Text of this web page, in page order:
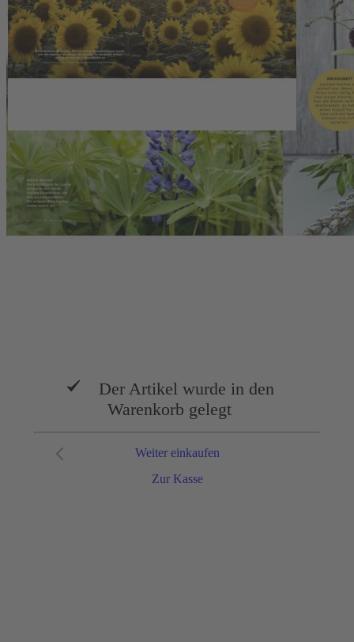
Service
Abo-Verlängerung
Widerruf
AGB
Datenschutz
Datenschutzeinstellungen
Lieferbedingungen/Versandkosten
Barrierefreiheitserklärung
Impressum
Der Artikel wurde in den
Warenkorb gelegt
Zur Kasse
Weiter einkaufen